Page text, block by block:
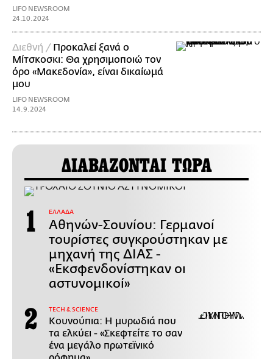
LIFO NEWSROOM
24.10.2024
Διεθνή / Προκαλεί ξανά ο
Μίτσκοσκι: Θα χρησιμοποιώ τον
όρο «Μακεδονία», είναι δικαίωμά
μου
LIFO NEWSROOM
14.9.2024
ΔΙΑΒΑΖΟΝΤΑΙ ΤΩΡΑ
ΕΛΛΑΔΑ
Αθηνών-Σουνίου: Γερμανοί
τουρίστες συγκρούστηκαν με
μηχανή της ΔΙΑΣ -
«Εκσφενδονίστηκαν οι
αστυνομικοί»
ΤECH & SCIENCE
Κουνούπια: Η μυρωδιά που
τα ελκύει - «Σκεφτείτε το σαν
ένα μεγάλο πρωτεϊνικό